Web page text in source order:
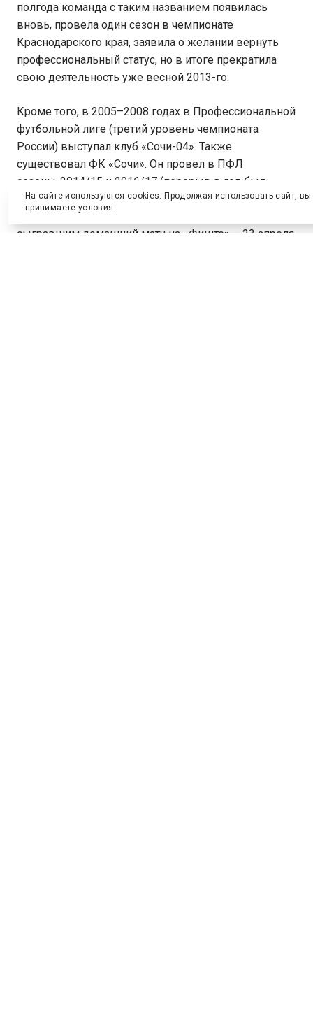
полгода команда с таким названием появилась
вновь, провела один сезон в чемпионате
Краснодарского края, заявила о желании вернуть
профессиональный статус, но в итоге прекратила
свою деятельность уже весной 2013-го.
Кроме того, в 2005–2008 годах в Профессиональной
футбольной лиге (третий уровень чемпионата
России) выступал клуб «Сочи-04». Также
существовал ФК «Сочи». Он провел в ПФЛ
сезоны-2014/15 и 2016/17 (перерыв в год был
вызван финансовыми проблемами) после чего
тоже исчез. Именно «Сочи» стал первым клубом,
сыгравшим домашний матч на «Фиште» – 23 апреля
На сайте используются cookies. Продолжая использовать сайт, вы
принимаете условия .